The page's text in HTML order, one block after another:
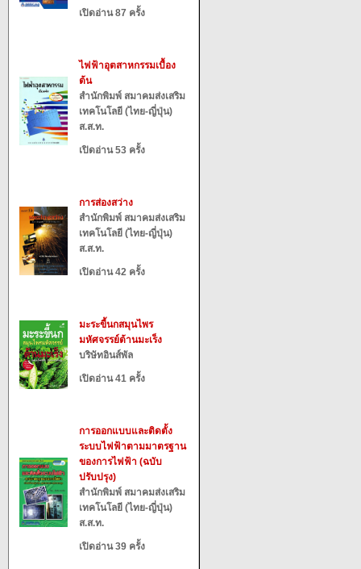
เปิดอ่าน 87 ครั้ง
ไฟฟ้าอุตสาหกรรมเบื้อง
ต้น
สำนักพิมพ์ สมาคมส่งเสริม
เทคโนโลยี (ไทย-ญี่ปุ่น)
ส.ส.ท.
เปิดอ่าน 53 ครั้ง
การส่องสว่าง
สำนักพิมพ์ สมาคมส่งเสริม
เทคโนโลยี (ไทย-ญี่ปุ่น)
ส.ส.ท.
เปิดอ่าน 42 ครั้ง
มะระขี้นกสมุนไพร
มหัศจรรย์ต้านมะเร็ง
บริษัทอินส์พัล
เปิดอ่าน 41 ครั้ง
การออกแบบและติดตั้ง
ระบบไฟฟ้าตามมาตรฐาน
ของการไฟฟ้า (ฉบับ
ปรับปรุง)
สำนักพิมพ์ สมาคมส่งเสริม
เทคโนโลยี (ไทย-ญี่ปุ่น)
ส.ส.ท.
เปิดอ่าน 39 ครั้ง